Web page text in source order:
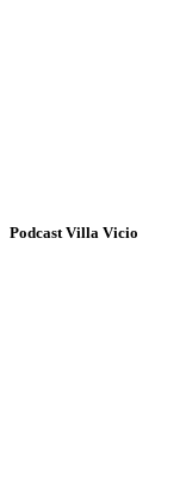
Podcast Villa Vicio